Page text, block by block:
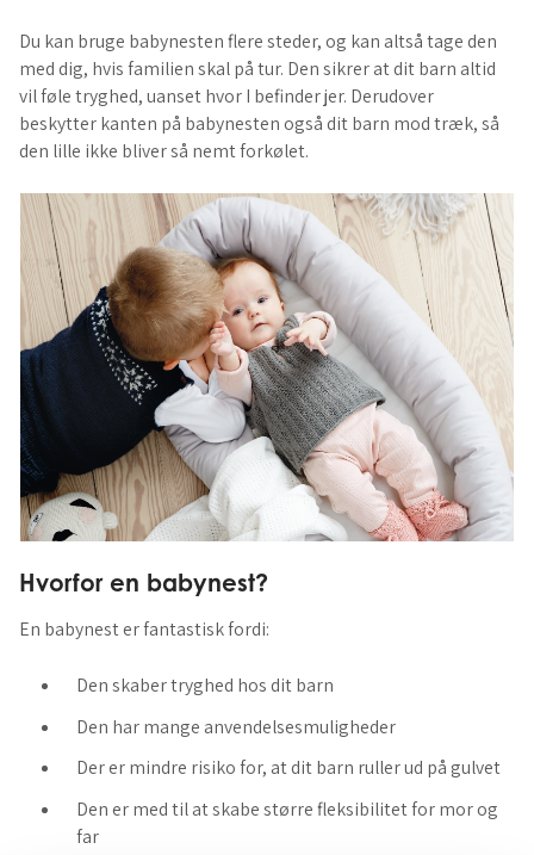
Du kan bruge babynesten flere steder, og kan altså tage den
med dig, hvis familien skal på tur. Den sikrer at dit barn altid
vil føle tryghed, uanset hvor I befinder jer. Derudover
beskytter kanten på babynesten også dit barn mod træk, så
den lille ikke bliver så nemt forkølet.
Hvorfor en babynest?
En babynest er fantastisk fordi:
Den skaber tryghed hos dit barn
Den har mange anvendelsesmuligheder
Der er mindre risiko for, at dit barn ruller ud på gulvet
Den er med til at skabe større fleksibilitet for mor og
far